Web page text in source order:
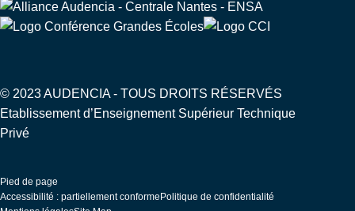
© 2023 AUDENCIA - TOUS DROITS RÉSERVÉS
Etablissement d’Enseignement Supérieur Technique
Privé
Pied de page
Accessibilité : partiellement conforme Politique de confidentialité